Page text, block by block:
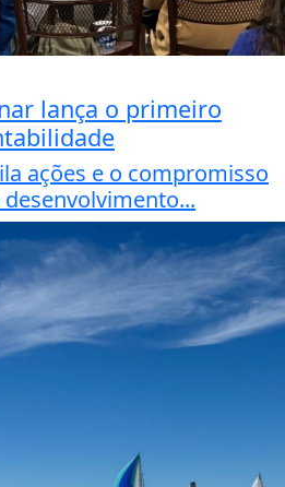
lança o primeiro
ações e o compromisso